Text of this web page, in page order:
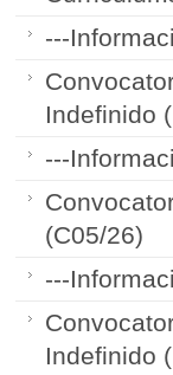
---
Indefinido
---
(C05/26)
---
Indefinido